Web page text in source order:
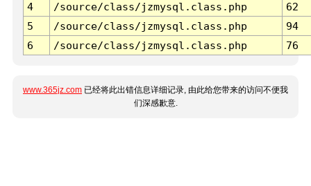
4
/source/class/jzmysql.class.php
62
5
/source/class/jzmysql.class.php
94
6
/source/class/jzmysql.class.php 76
www.365jz.com 已经将此出错信息详细记录, 由此给您带来的访问不便我
们深感歉意.